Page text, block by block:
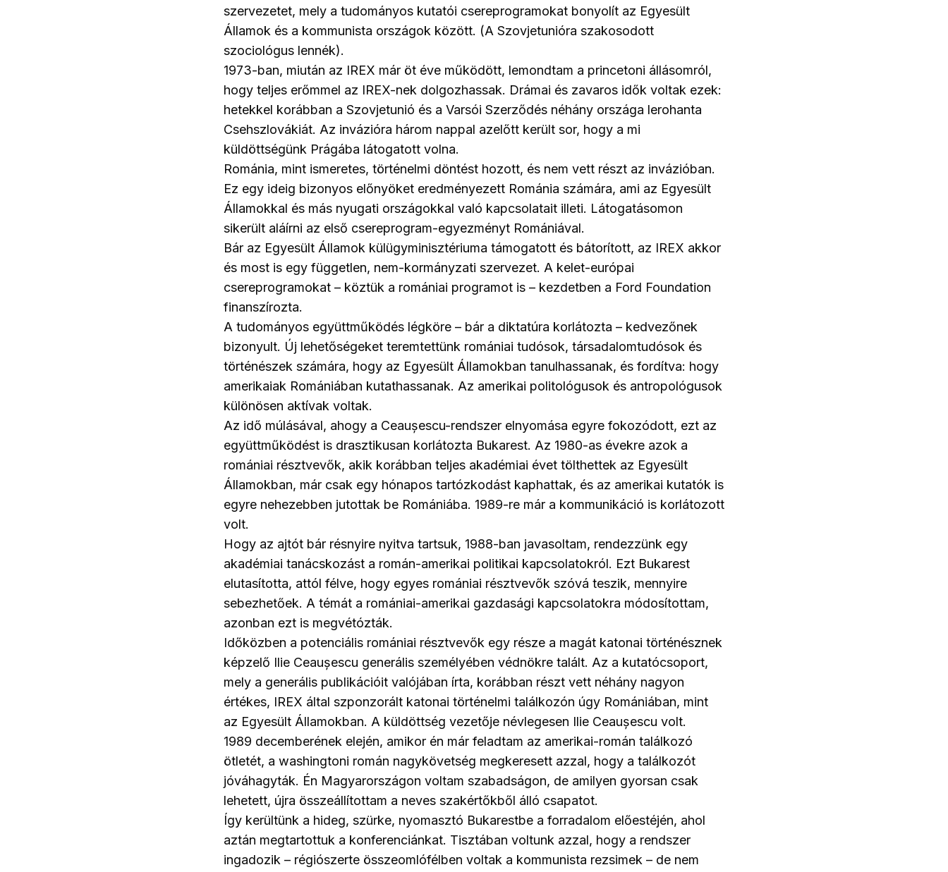
szervezetet, mely a tudományos kutatói csereprogramokat bonyolít az Egyesült
Államok és a kommunista országok között. (A Szovjetunióra szakosodott
szociológus lennék).
1973-ban, miután az IREX már öt éve működött, lemondtam a princetoni állásomról,
hogy teljes erőmmel az IREX-nek dolgozhassak. Drámai és zavaros idők voltak ezek:
hetekkel korábban a Szovjetunió és a Varsói Szerződés néhány országa lerohanta
Csehszlovákiát. Az invázióra három nappal azelőtt került sor, hogy a mi
küldöttségünk Prágába látogatott volna.
Románia, mint ismeretes, történelmi döntést hozott, és nem vett részt az invázióban.
Ez egy ideig bizonyos előnyöket eredményezett Románia számára, ami az Egyesült
Államokkal és más nyugati országokkal való kapcsolatait illeti. Látogatásomon
sikerült aláírni az első csereprogram-egyezményt Romániával.
Bár az Egyesült Államok külügyminisztériuma támogatott és bátorított, az IREX akkor
és most is egy független, nem-kormányzati szervezet. A kelet-európai
csereprogramokat – köztük a romániai programot is – kezdetben a Ford Foundation
finanszírozta.
A tudományos együttműködés légköre – bár a diktatúra korlátozta – kedvezőnek
bizonyult. Új lehetőségeket teremtettünk romániai tudósok, társadalomtudósok és
történészek számára, hogy az Egyesült Államokban tanulhassanak, és fordítva: hogy
amerikaiak Romániában kutathassanak. Az amerikai politológusok és antropológusok
különösen aktívak voltak.
Az idő múlásával, ahogy a Ceaușescu-rendszer elnyomása egyre fokozódott, ezt az
együttműködést is drasztikusan korlátozta Bukarest. Az 1980-as évekre azok a
romániai résztvevők, akik korábban teljes akadémiai évet tölthettek az Egyesült
Államokban, már csak egy hónapos tartózkodást kaphattak, és az amerikai kutatók is
egyre nehezebben jutottak be Romániába. 1989-re már a kommunikáció is korlátozott
volt.
Hogy az ajtót bár résnyire nyitva tartsuk, 1988-ban javasoltam, rendezzünk egy
akadémiai tanácskozást a román-amerikai politikai kapcsolatokról. Ezt Bukarest
elutasította, attól félve, hogy egyes romániai résztvevők szóvá teszik, mennyire
sebezhetőek. A témát a romániai-amerikai gazdasági kapcsolatokra módosítottam,
azonban ezt is megvétózták.
Időközben a potenciális romániai résztvevők egy része a magát katonai történésznek
képzelő Ilie Ceaușescu generális személyében védnökre talált. Az a kutatócsoport,
mely a generális publikációit valójában írta, korábban részt vett néhány nagyon
értékes, IREX által szponzorált katonai történelmi találkozón úgy Romániában, mint
az Egyesült Államokban. A küldöttség vezetője névlegesen Ilie Ceaușescu volt.
1989 decemberének elején, amikor én már feladtam az amerikai-román találkozó
ötletét, a washingtoni román nagykövetség megkeresett azzal, hogy a találkozót
jóváhagyták. Én Magyarországon voltam szabadságon, de amilyen gyorsan csak
lehetett, újra összeállítottam a neves szakértőkből álló csapatot.
Így kerültünk a hideg, szürke, nyomasztó Bukarestbe a forradalom előestéjén, ahol
aztán megtartottuk a konferenciánkat. Tisztában voltunk azzal, hogy a rendszer
ingadozik – régiószerte összeomlófélben voltak a kommunista rezsimek – de nem